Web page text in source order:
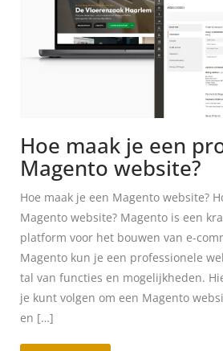
Hoe maak je een
Magento website?
Hoe maak je een Magento website?
Magento website? Magento is een
platform voor het bouwen van e-
Magento kun je een professionele
tal van functies en mogelijkheden.
je kunt volgen om een Magento
en […]